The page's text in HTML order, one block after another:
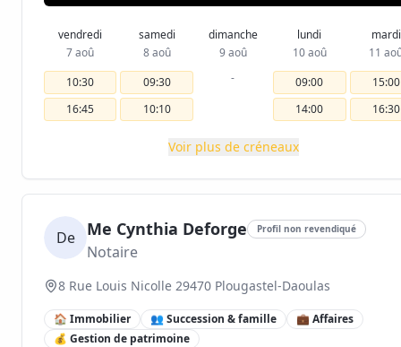
vendredi
7 aoû
10:30
16:45
samedi
8 aoû
09:30
10:10
dimanche
9 aoû
-
lundi
10 aoû
09:00
14:00
mardi
11
15:00
16:30
Voir plus de créneaux
De Me Cynthia Deforge Profil non revendiqué
Notaire
8 Rue Louis Nicolle 29470 Plougastel-Daoulas
🏠 Immobilier 👥 Succession & famille
💼 Affaires
💰 Gestion de patrimoine